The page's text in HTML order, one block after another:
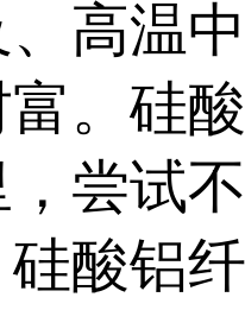
高温
。硅
尝试
酸铝